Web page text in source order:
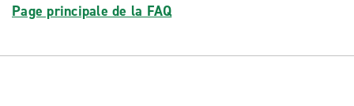
Page principale de la FAQ